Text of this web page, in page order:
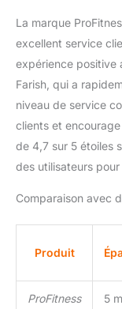
La marque
excellent service
expérience positive
Farish, qui a
niveau de service
clients et
de 4,7 sur 5 étoiles
des utilisateurs
Comparaison avec
Produit
ProFitness 5